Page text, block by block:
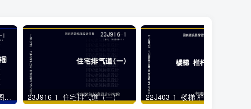
22G101-1–混凝土结构施工图平面整体表示方法制图规则和构造详图（现浇混凝土框架、剪力墙、梁、板） 23J916-1–住宅排气道（一）